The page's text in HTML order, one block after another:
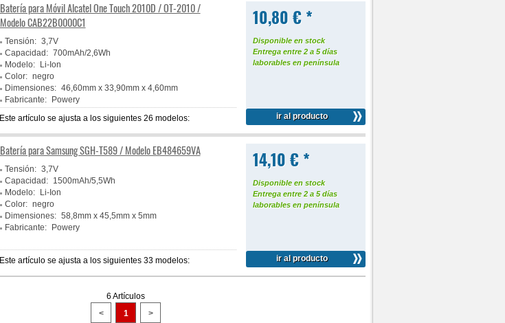
10,80 € *
Disponible en stock
Entrega entre 2 a 5 días
laborables en península
ir al producto
Batería para Móvil Alcatel One Touch 2010D / OT-2010 /
Modelo CAB22B0000C1
Tensión: 3,7V
Capacidad: 700mAh/2,6Wh
Modelo:
Li-Ion
Color: negro
Dimensiones: 46,60mm x 33,90mm x 4,60mm
Fabricante:
Powery
Este artículo se ajusta a los siguientes 26 modelos:
14,10 € *
Disponible en stock
Entrega entre 2 a 5 días
laborables en península
ir al producto
Batería para Samsung SGH-T589 / Modelo EB484659VA
Tensión: 3,7V
Capacidad:
1500mAh/5,5Wh
Modelo:
Li-Ion
Color: negro
Dimensiones: 58,8mm x 45,5mm x 5mm
Fabricante:
Powery
Este artículo se ajusta a los siguientes 33 modelos:
6 Artículos
<
1 >